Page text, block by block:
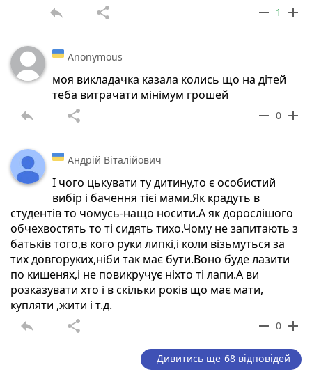
reply share remove 1 add
Anonymous
моя викладачка казала колись що на дітей
теба витрачати мінімум грошей
reply share remove 0 add
Андрій Віталійович
І чого цькувати ту дитину,то є особистий
вибір і бачення тієі мами.Як крадуть в
студентів то чомусь-нащо носити.А як дорослішого
обчехвостять то ті сидять тихо.Чому не запитають з
батьків того,в кого руки липкі,і коли візьмуться за
тих довгоруких,ніби так має бути.Воно буде лазити
по кишенях,і не повикручує ніхто ті лапи.А ви
розказувати хто і в скільки років що має мати,
купляти ,жити і т.д.
reply share remove 0 add
Дивитись ще 68 відповідей